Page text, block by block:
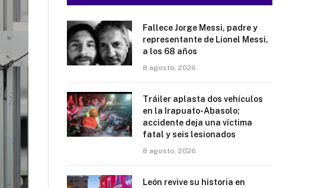
Fallece Jorge Messi, padre y
representante de Lionel Messi,
a los 68 años
8 agosto, 2026
Tráiler aplasta dos vehículos
en la Irapuato-Abasolo;
accidente deja una víctima
fatal y seis lesionados
8 agosto, 2026
León revive su historia en